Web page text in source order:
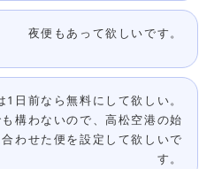
夜便もあって欲しいです。
1日前なら無料にして欲しい。
構わないので、高松空港の始
わせた便を設定して欲しいで
す。